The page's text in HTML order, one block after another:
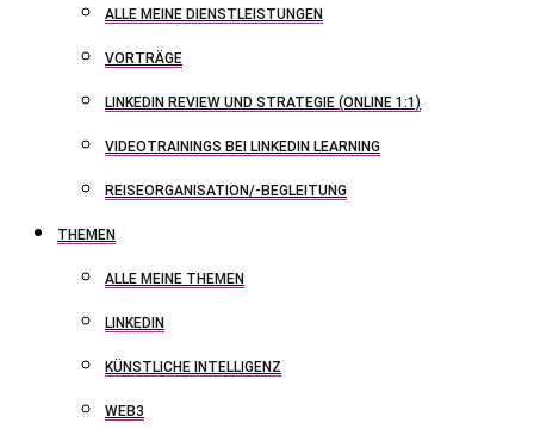
ALLE MEINE DIENSTLEISTUNGEN
VORTRÄGE
LINKEDIN REVIEW UND STRATEGIE (ONLINE 1:1)
VIDEOTRAININGS BEI LINKEDIN LEARNING
REISEORGANISATION/-BEGLEITUNG
THEMEN
ALLE MEINE THEMEN
LINKEDIN
KÜNSTLICHE INTELLIGENZ
WEB3